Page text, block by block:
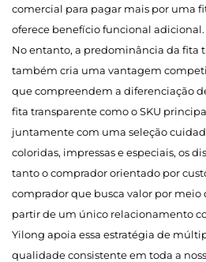
comercial para pagar mais por uma
oferece benefício funcional adicional.
No entanto, a predominância da fita
também cria uma vantagem
que compreendem a diferenciação
fita transparente como o SKU
juntamente com uma seleção
coloridas, impressas e especiais, os
tanto o comprador orientado por
comprador que busca valor por meio
partir de um único relacionamento
Yilong apoia essa estratégia de
qualidade consistente em toda a